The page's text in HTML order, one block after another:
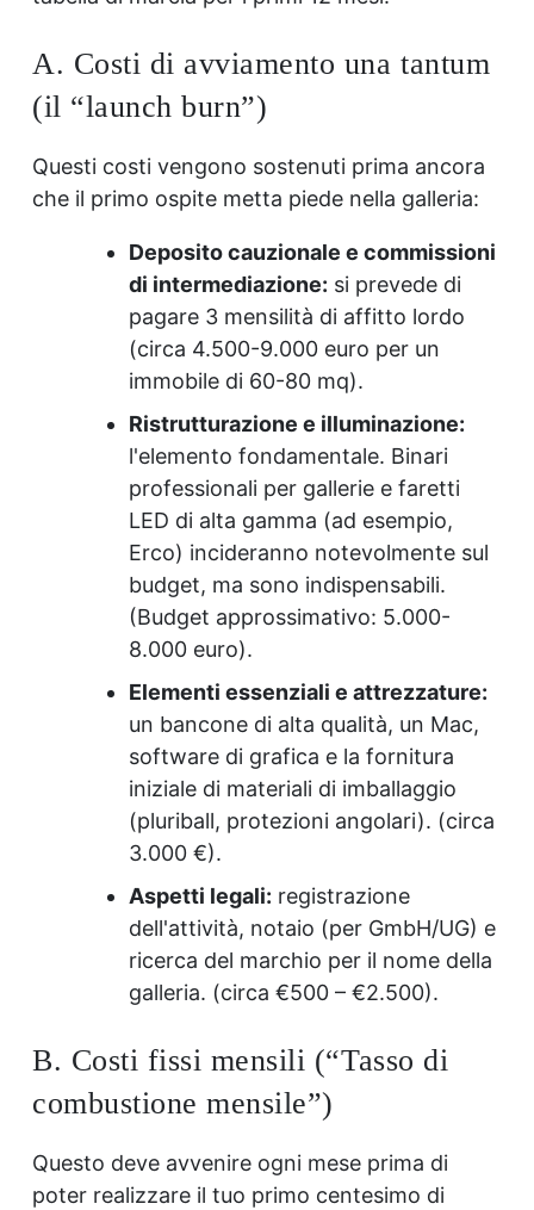
A. Costi di avviamento una tantum
(il “launch burn”)
Questi costi vengono sostenuti prima ancora
che il primo ospite metta piede nella galleria:
Deposito cauzionale e commissioni
di intermediazione: si prevede di
pagare 3 mensilità di affitto lordo
(circa 4.500-9.000 euro per un
immobile di 60-80 mq).
Ristrutturazione e illuminazione:
l'elemento fondamentale. Binari
professionali per gallerie e faretti
LED di alta gamma (ad esempio,
Erco) incideranno notevolmente sul
budget, ma sono indispensabili.
(Budget approssimativo: 5.000-
8.000 euro).
Elementi essenziali e attrezzature:
un bancone di alta qualità, un Mac,
software di grafica e la fornitura
iniziale di materiali di imballaggio
(pluriball, protezioni angolari). (circa
3.000 €).
Aspetti legali: registrazione
dell'attività, notaio (per GmbH/UG) e
ricerca del marchio per il nome della
galleria. (circa €500 – €2.500).
B. Costi fissi mensili (“Tasso di
combustione mensile”)
Questo deve avvenire ogni mese prima di
poter realizzare il tuo primo centesimo di